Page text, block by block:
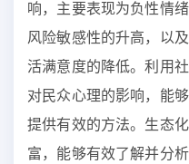
响，主要表现为负性情
风险敏感性的升高，以
活满意度的降低。利用
对民众心理的影响，能
提供有效的方法。生态
富，能够有效了解并分